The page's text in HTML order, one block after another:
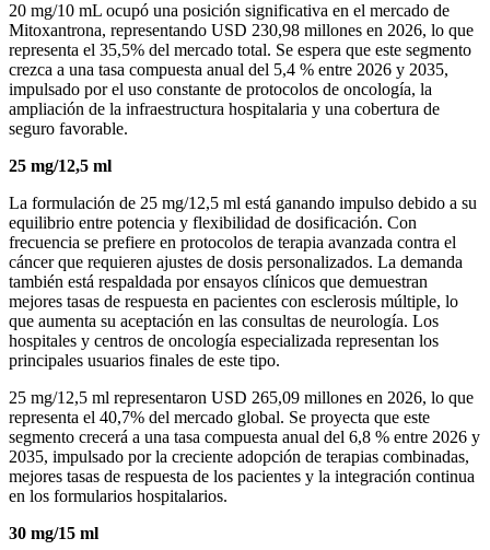
20 mg/10 mL ocupó una posición significativa en el mercado de
Mitoxantrona, representando USD 230,98 millones en 2026, lo que
representa el 35,5% del mercado total. Se espera que este segmento
crezca a una tasa compuesta anual del 5,4 % entre 2026 y 2035,
impulsado por el uso constante de protocolos de oncología, la
ampliación de la infraestructura hospitalaria y una cobertura de
seguro favorable.
25 mg/12,5 ml
La formulación de 25 mg/12,5 ml está ganando impulso debido a su
equilibrio entre potencia y flexibilidad de dosificación. Con
frecuencia se prefiere en protocolos de terapia avanzada contra el
cáncer que requieren ajustes de dosis personalizados. La demanda
también está respaldada por ensayos clínicos que demuestran
mejores tasas de respuesta en pacientes con esclerosis múltiple, lo
que aumenta su aceptación en las consultas de neurología. Los
hospitales y centros de oncología especializada representan los
principales usuarios finales de este tipo.
25 mg/12,5 ml representaron USD 265,09 millones en 2026, lo que
representa el 40,7% del mercado global. Se proyecta que este
segmento crecerá a una tasa compuesta anual del 6,8 % entre 2026 y
2035, impulsado por la creciente adopción de terapias combinadas,
mejores tasas de respuesta de los pacientes y la integración continua
en los formularios hospitalarios.
30 mg/15 ml